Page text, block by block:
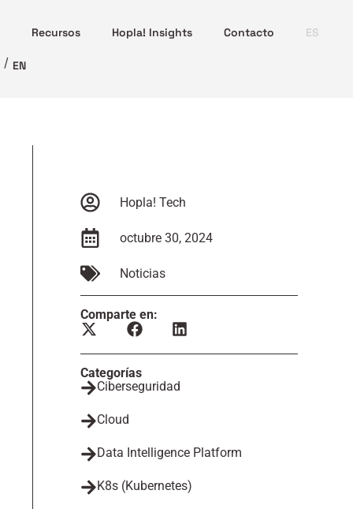
Recursos Hopla! Insights Contacto ES
EN
Hopla! Tech
octubre 30, 2024
Noticias
Comparte en:
Categorías
Ciberseguridad
Cloud
Data Intelligence Platform
K8s (Kubernetes)